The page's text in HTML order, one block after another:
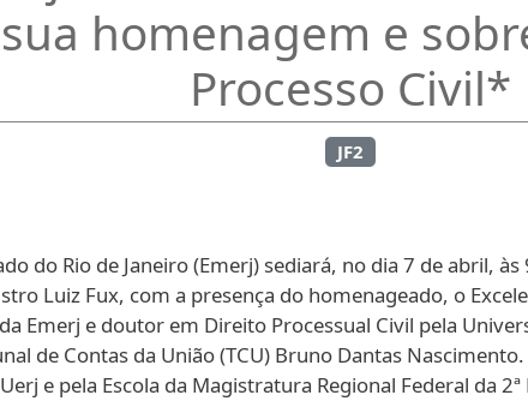
homenagem e
Processo Civil*
JF2
do Rio de Janeiro (Emerj) sediará, no dia 7 de abril,
Luiz Fux, com a presença do homenageado, o
Emerj e doutor em Direito Processual Civil pela
de Contas da União (TCU) Bruno Dantas
e pela Escola da Magistratura Regional Federal da